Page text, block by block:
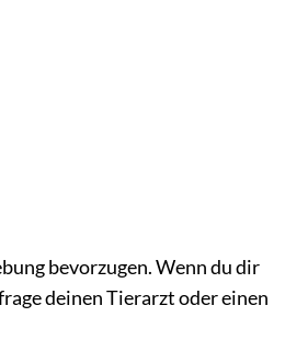
bevorzugen. Wenn du dir
deinen Tierarzt oder einen